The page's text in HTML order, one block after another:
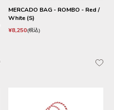
MERCADO BAG - ROMBO - Red /
White (S)
¥8,250 税込